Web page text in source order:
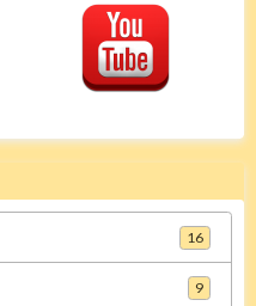
16
9